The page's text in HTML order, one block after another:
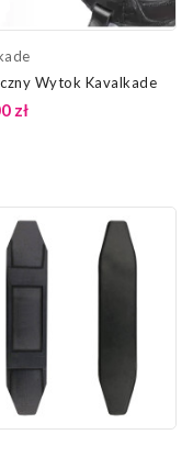
Wytok Kavalkade
zł